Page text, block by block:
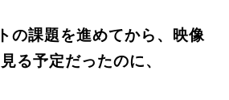
の課題を進めてから、映像
る予定だったのに、